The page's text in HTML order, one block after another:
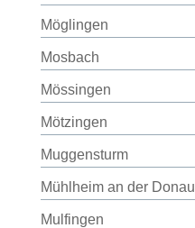
Möglingen
Mosbach
Mössingen
Mötzingen
Muggensturm
Mühlheim an der Donau
Mulfingen